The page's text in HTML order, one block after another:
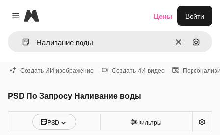
Close menu
Magnific
ОчиститьПоиск
Цены Войти
Создать ИИ-изображение Создать ИИ-видео
PSD По Запросу Наливание воды
PSD Фильтры